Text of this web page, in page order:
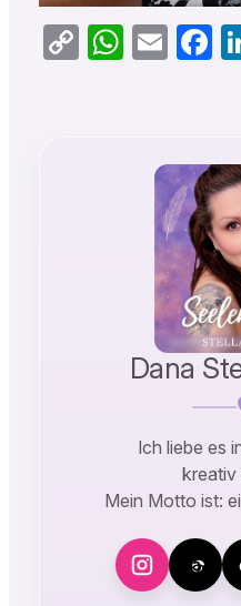
Copy
Dana
Ich liebe es
kreativ
Mein Motto ist: